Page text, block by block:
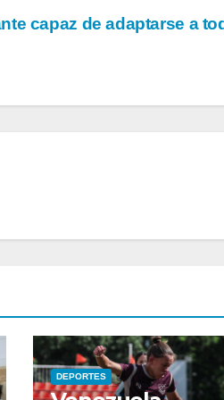
capaz de adaptarse a
DEPORTES